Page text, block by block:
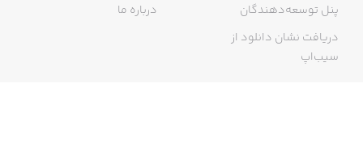
Privacy Policy https://exposure.su/privacyPolicy.pdf
Terms of Use https://exposure.su/TermsOfUse.pdf
پنل توسعه‌دهندگان
دریافت نشان دانلود از
سیب‌اپ
درباره ما